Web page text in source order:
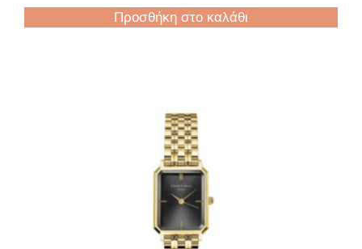
Προσθήκη στο καλάθι